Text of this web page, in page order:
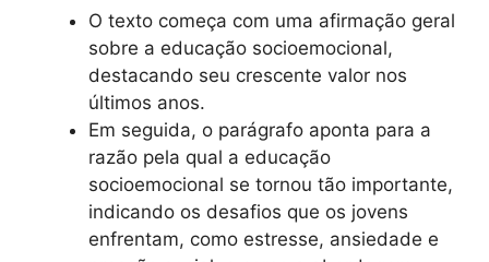
O texto começa com uma afirmação geral
sobre a educação socioemocional,
destacando seu crescente valor nos
últimos anos.
Em seguida, o parágrafo aponta para a
razão pela qual a educação
socioemocional se tornou tão importante,
indicando os desafios que os jovens
enfrentam, como estresse, ansiedade e